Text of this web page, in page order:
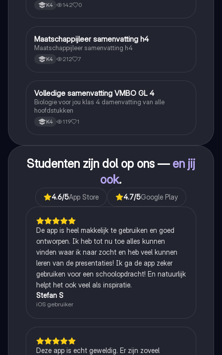
K4 142 0
Maatschappijleer
Maatschappijleer samenvatting h4
Maatschappijleer samenvatting h4
K4 212 7
Biologie
Volledige samenvatting VMBO GL 4
Biologie voor jou klas 4 damenvatting van alle
hoofdstukken
K4 119 1
Studenten zijn dol op ons — en jij
ook.
4.6/5App Store 4.7/5Google Play
De app is heel makkelijk te gebruiken en goed
ontworpen. Ik heb tot nu toe alles kunnen
vinden waar ik naar zocht en heb veel kunnen
leren van de presentaties! Ik ga de app zeker
gebruiken voor een schoolopdracht! En natuurlijk
helpt het ook veel als inspiratie.
Stefan S
iOS gebruiker
Deze app is echt geweldig. Er zijn zoveel